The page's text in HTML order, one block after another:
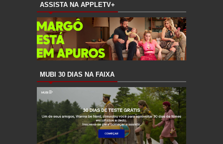
ASSISTA NA APPLETV+
MUBI 30 DIAS NA FAIXA